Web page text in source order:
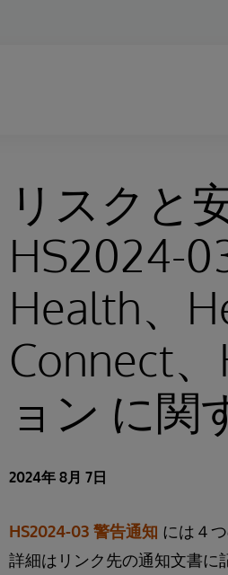
リスクと
HS2024-
Health、
Connect
ョン に関
2024年 8月 7日
HS2024-03 警告通知 には４
詳細はリンク先の通知文書に